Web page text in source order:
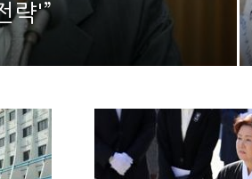
략'”